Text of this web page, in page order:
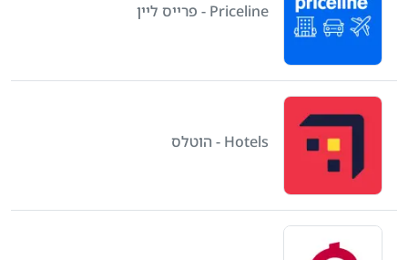
Priceline - פרייס ליין
Hotels - הוטלס